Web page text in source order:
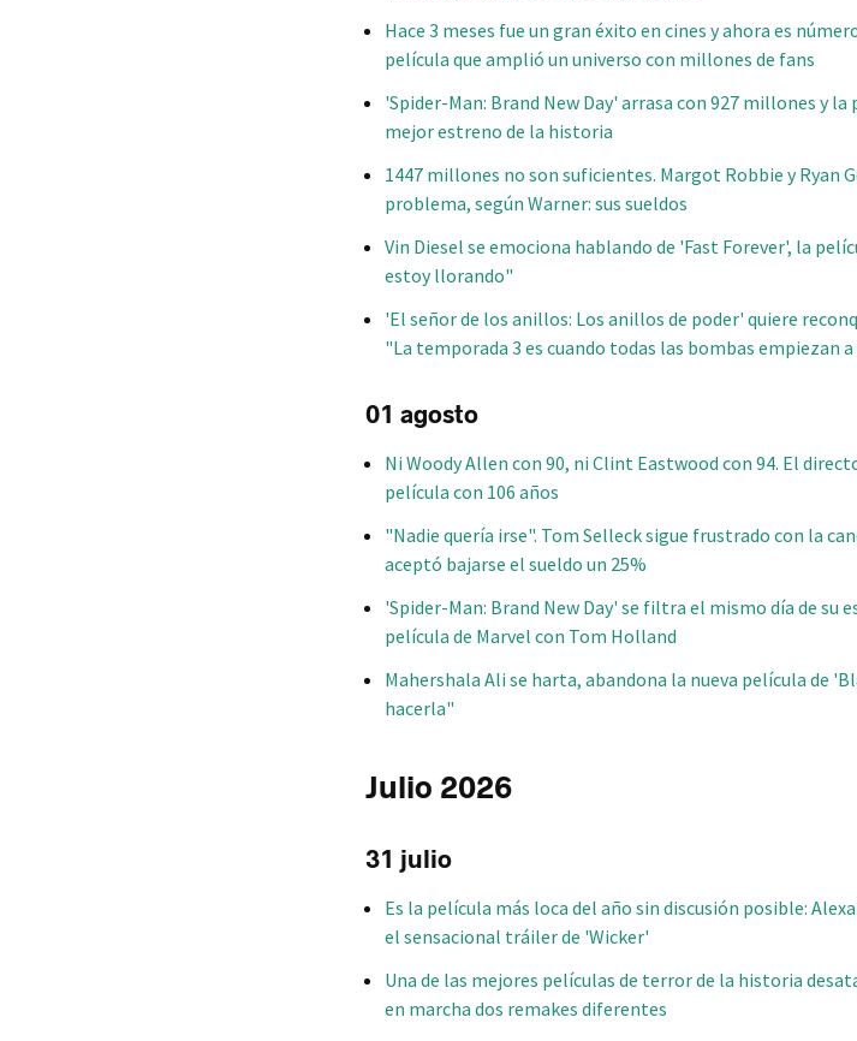
Hace 3 meses fue un gran éxito en cines y ahora es
película que amplió un universo con millones de fans
'Spider-Man: Brand New Day' arrasa con 927 millones y
mejor estreno de la historia
1447 millones no son suficientes. Margot Robbie y Ryan
problema, según Warner: sus sueldos
Vin Diesel se emociona hablando de 'Fast Forever', la
estoy llorando"
'El señor de los anillos: Los anillos de poder' quiere
"La temporada 3 es cuando todas las bombas empiezan
01 agosto
Ni Woody Allen con 90, ni Clint Eastwood con 94. El
película con 106 años
"Nadie quería irse". Tom Selleck sigue frustrado con la
aceptó bajarse el sueldo un 25%
'Spider-Man: Brand New Day' se filtra el mismo día de su
película de Marvel con Tom Holland
Mahershala Ali se harta, abandona la nueva película de
hacerla"
Julio 2026
31 julio
Es la película más loca del año sin discusión posible:
el sensacional tráiler de 'Wicker'
Una de las mejores películas de terror de la historia
en marcha dos remakes diferentes